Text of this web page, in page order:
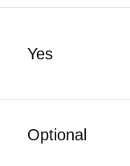
Yes
Optional